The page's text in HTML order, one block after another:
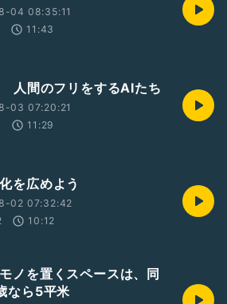
04 08:35:11
11:43
人間のフリをするAIたち
03 07:20:21
11:29
を広めよう
02 07:32:42
10:12
ノを置くスペースは、同
なら5平米